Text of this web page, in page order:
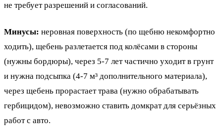
не требует разрешений и согласований.
Минусы: неровная поверхность (по щебню некомфортно
ходить), щебень разлетается под колёсами в стороны
(нужны бордюры), через 5-7 лет частично уходит в грунт
и нужна подсыпка (4-7 м³ дополнительного материала),
через щебень прорастает трава (нужно обрабатывать
гербицидом), невозможно ставить домкрат для серьёзных
работ с авто.